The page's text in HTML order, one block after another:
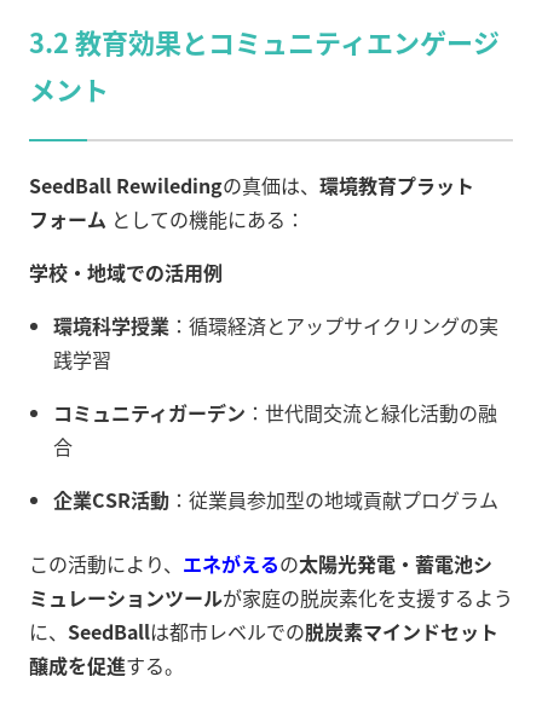
3.2 教育効果とコミュニティエンゲージ
メント
SeedBall Rewiledingの真価は、 環境教育プラット
フォーム としての機能にある：
学校・地域での活用例
環境科学授業 ：循環経済とアップサイクリングの実
践学習
コミュニティガーデン ：世代間交流と緑化活動の融
合
企業CSR活動 ：従業員参加型の地域貢献プログラム
この活動により、 エネがえるの太陽光発電・蓄電池シ
ミュレーションツールが家庭の脱炭素化を支援するよう
に、 SeedBallは都市レベルでの脱炭素マインドセット
醸成を促進する。